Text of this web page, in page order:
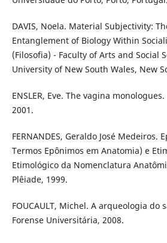
DAVIS, Noela. Material Subjectivity:
Entanglement of Biology Within
(Filosofia) - Faculty of Arts and Social
University of New South Wales, New
ENSLER, Eve. The vagina
2001.
FERNANDES, Geraldo José Medeiros.
Termos Epônimos em Anatomia) e
Etimológico da Nomenclatura
Plêiade, 1999.
FOUCAULT, Michel. A arqueologia do
Forense Universitária, 2008.